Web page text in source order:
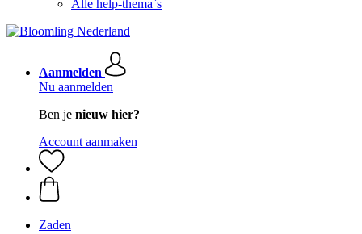
Alle help-thema`s
Aanmelden
Nu aanmelden
Ben je nieuw hier?
Account aanmaken
Zaden